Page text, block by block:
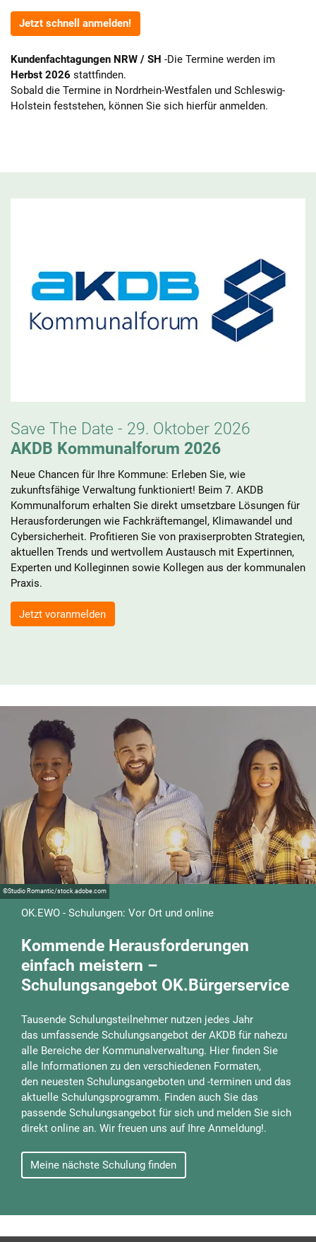
Jetzt schnell anmelden!
Kundenfachtagungen NRW / SH -Die Termine werden im
Herbst 2026 stattfinden.
Sobald die Termine in Nordrhein-Westfalen und Schleswig-
Holstein feststehen, können Sie sich hierfür anmelden.
Save The Date - 29. Oktober 2026
AKDB Kommunalforum 2026
Neue Chancen für Ihre Kommune: Erleben Sie, wie
zukunftsfähige Verwaltung funktioniert! Beim 7. AKDB
Kommunalforum erhalten Sie direkt umsetzbare Lösungen für
Herausforderungen wie Fachkräftemangel, Klimawandel und
Cybersicherheit. Profitieren Sie von praxiserprobten Strategien,
aktuellen Trends und wertvollem Austausch mit Expertinnen,
Experten und Kolleginnen sowie Kollegen aus der kommunalen
Praxis.
Jetzt voranmelden
©Studio Romantic/stock.adobe.com
OK.EWO - Schulungen: Vor Ort und online
Kommende Herausforderungen
einfach meistern –
Schulungsangebot OK.Bürgerservice
Tausende Schulungsteilnehmer nutzen jedes Jahr
das umfassende Schulungsangebot der AKDB für nahezu
alle Bereiche der Kommunalverwaltung. Hier finden Sie
alle Informationen zu den verschiedenen Formaten,
den neuesten Schulungsangeboten und -terminen und das
aktuelle Schulungsprogramm. Finden auch Sie das
passende Schulungsangebot für sich und melden Sie sich
direkt online an. Wir freuen uns auf Ihre Anmeldung!.
Meine nächste Schulung finden